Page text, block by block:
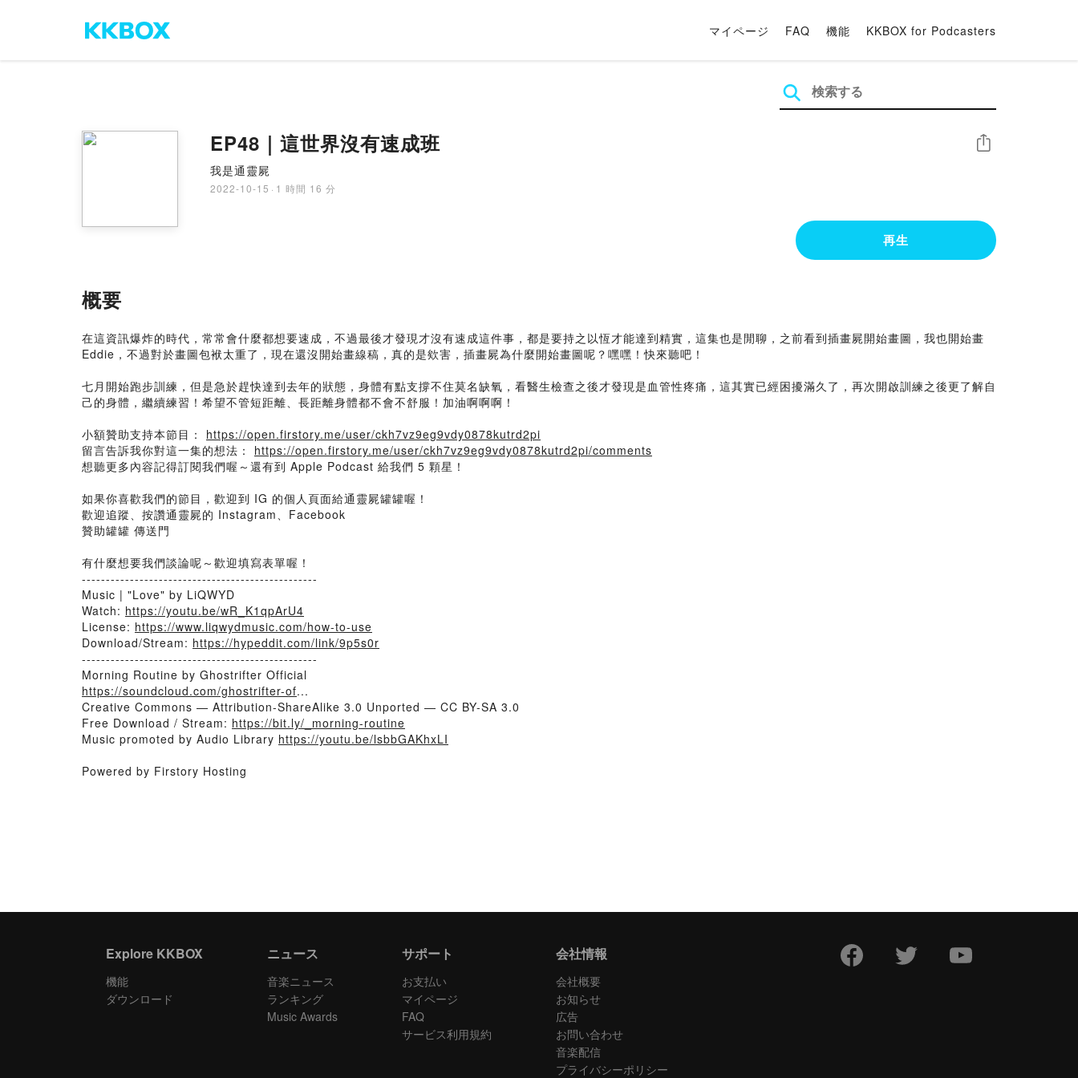
マイページ FAQ 機能 KKBOX for Podcasters
EP48｜這世界沒有速成班
我是通靈屍
2022-10-15 · 1 時間 16 分
シェア
再生
概要
在這資訊爆炸的時代，常常會什麼都想要速成，不過最後才發現才沒有速成這件事，都是要持之以恆才能達到精實，這集也是閒聊，之前看到插畫屍開始畫圖，我也開始畫
Eddie，不過對於畫圖包袱太重了，現在還沒開始畫線稿，真的是欸害，插畫屍為什麼開始畫圖呢？嘿嘿！快來聽吧！
七月開始跑步訓練，但是急於趕快達到去年的狀態，身體有點支撐不住莫名缺氧，看醫生檢查之後才發現是血管性疼痛，這其實已經困擾滿久了，再次開啟訓練之後更了解自
己的身體，繼續練習！希望不管短距離、長距離身體都不會不舒服！加油啊啊啊！
小額贊助支持本節目： https://open.firstory.me/user/ckh7vz9eg9vdy0878kutrd2pi
留言告訴我你對這一集的想法： https://open.firstory.me/user/ckh7vz9eg9vdy0878kutrd2pi/comments
想聽更多內容記得訂閱我們喔～還有到 Apple Podcast 給我們 5 顆星！
如果你喜歡我們的節目，歡迎到 IG 的個人頁面給通靈屍罐罐喔！
歡迎追蹤、按讚通靈屍的 Instagram、Facebook
贊助罐罐 傳送門
有什麼想要我們談論呢～歡迎填寫表單喔！
-------------------------------------------------
Music | "Love" by LiQWYD
Watch: https://youtu.be/wR_K1qpArU4
License: https://www.liqwydmusic.com/how-to-use
Download/Stream: https://hypeddit.com/link/9p5s0r
-------------------------------------------------
Morning Routine by Ghostrifter Official
https://soundcloud.com/ghostrifter-of...
Creative Commons — Attribution-ShareAlike 3.0 Unported — CC BY-SA 3.0
Free Download / Stream: https://bit.ly/_morning-routine
Music promoted by Audio Library https://youtu.be/lsbbGAKhxLI
Powered by Firstory Hosting
Explore KKBOX
機能
ダウンロード
ニュース
音楽ニュース
ランキング
Music Awards
サポート
お支払い
マイページ
FAQ
サービス利用規約
会社情報
会社概要
お知らせ
広告
お問い合わせ
音楽配信
プライバシーポリシー